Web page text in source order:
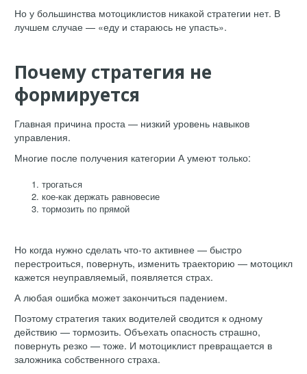
Но у большинства мотоциклистов никакой стратегии нет. В
лучшем случае — «еду и стараюсь не упасть».
Почему стратегия не
формируется
Главная причина проста — низкий уровень навыков
управления.
Многие после получения категории А умеют только:
трогаться
кое-как держать равновесие
тормозить по прямой
Но когда нужно сделать что-то активнее — быстро
перестроиться, повернуть, изменить траекторию — мотоцикл
кажется неуправляемый, появляется страх.
А любая ошибка может закончиться падением.
Поэтому стратегия таких водителей сводится к одному
действию — тормозить. Объехать опасность страшно,
повернуть резко — тоже. И мотоциклист превращается в
заложника собственного страха.